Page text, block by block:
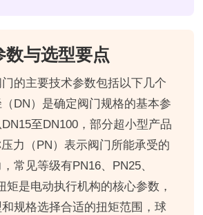
数与选型要点
的主要技术参数包括以下几个
DN）是确定阀门规格的基本参
至DN100，部分超小型产品
力（PN）表示阀门所能承受的
常见等级有PN16、PN25、
矩是电动执行机构的核心参数，
规格选择合适的扭矩范围，球